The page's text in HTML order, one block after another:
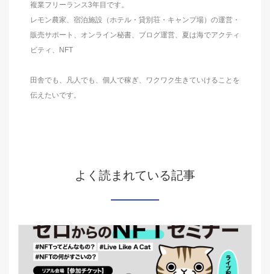
複業フリーランス3年目です。
レモン農家、宿泊施設（ホテル・貸別荘・キャンプ場）の運営・
販売サポート、オンライン秘書、ブログ運営、夏は海でアクティ
ビティ、NFT
田舎でも、凡人でも、個人で稼ぎ、ワクワク生きていけることを
伝えたいです。
よく読まれている記事